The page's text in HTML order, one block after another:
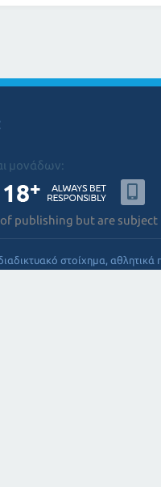
μονάδων:
publishing but are subject
στοίχημα, αθλητικά